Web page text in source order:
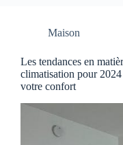
Maison
Les tendances en
climatisation pour
votre confort